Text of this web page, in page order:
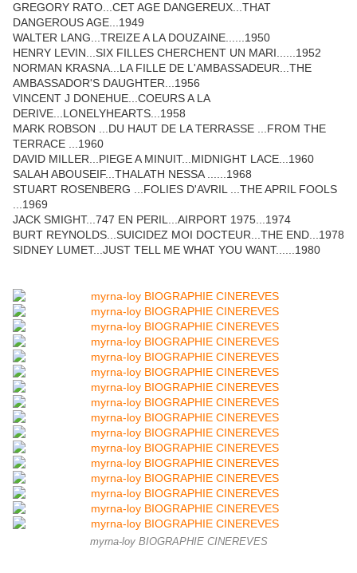
GREGORY RATO...CET AGE DANGEREUX...THAT
DANGEROUS AGE...1949
WALTER LANG...TREIZE A LA DOUZAINE......1950
HENRY LEVIN...SIX FILLES CHERCHENT UN MARI......1952
NORMAN KRASNA...LA FILLE DE L'AMBASSADEUR...THE
AMBASSADOR'S DAUGHTER...1956
VINCENT J DONEHUE...COEURS A LA
DERIVE...LONELYHEARTS...1958
MARK ROBSON ...DU HAUT DE LA TERRASSE ...FROM THE
TERRACE ...1960
DAVID MILLER...PIEGE A MINUIT...MIDNIGHT LACE...1960
SALAH ABOUSEIF...THALATH NESSA ......1968
STUART ROSENBERG ...FOLIES D'AVRIL ...THE APRIL FOOLS
...1969
JACK SMIGHT...747 EN PERIL...AIRPORT 1975...1974
BURT REYNOLDS...SUICIDEZ MOI DOCTEUR...THE END...1978
SIDNEY LUMET...JUST TELL ME WHAT YOU WANT......1980
myrna-loy BIOGRAPHIE CINEREVES